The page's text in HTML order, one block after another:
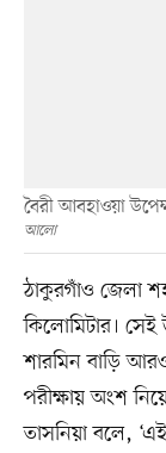
বৈরী আবহাওয়া
আলো
ঠাকুরগাঁও জেলা
কিলোমিটার। সেই
শারমিন বাড়ি
পরীক্ষায় অংশ
তাসনিয়া বলে,